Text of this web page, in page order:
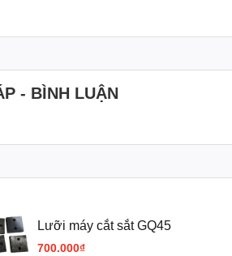
thiệu Lưỡi máy cắt sắt GQ50
- BÌNH LUẬN
Lưỡi máy cắt sắt GQ45
700.000₫